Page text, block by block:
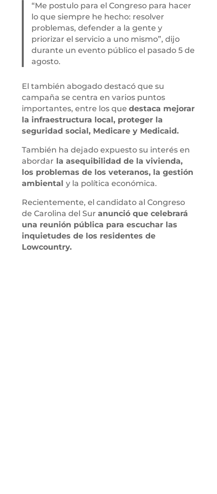
“Me postulo para el Congreso para hacer
lo que siempre he hecho: resolver
problemas, defender a la gente y
priorizar el servicio a uno mismo”, dijo
durante un evento público el pasado 5 de
agosto.
El también abogado destacó que su
campaña se centra en varios puntos
importantes, entre los que destaca mejorar
la infraestructura local, proteger la
seguridad social, Medicare y Medicaid.
También ha dejado expuesto su interés en
abordar la asequibilidad de la vivienda,
los problemas de los veteranos, la gestión
ambiental y la política económica.
Recientemente, el candidato al Congreso
de Carolina del Sur anunció que celebrará
una reunión pública para escuchar las
inquietudes de los residentes de
Lowcountry.